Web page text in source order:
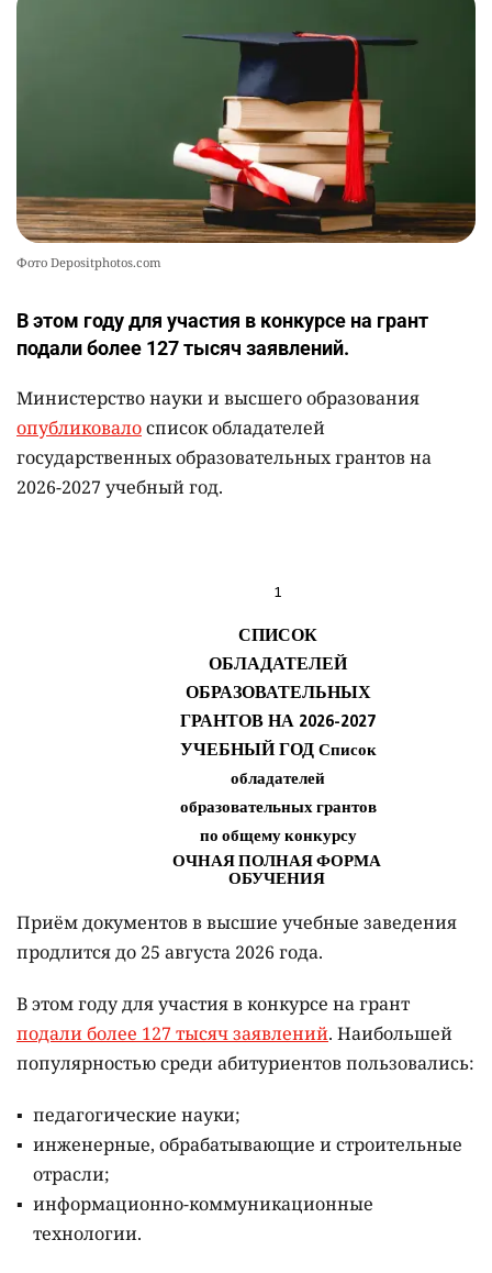
💻 В школах Казахстана изменили название и
содержание некоторых предметов
19
Фото Depositphotos.com
В этом году для участия в конкурсе на грант
подали более 127 тысяч заявлений.
Министерство науки и высшего образования
опубликовалосписок обладателей
государственных образовательных грантов на
2026-2027 учебный год.
Приём документов в высшие учебные заведения
продлится до 25 августа 2026 года.
В этом году для участия в конкурсе на грант
подали более 127 тысяч заявлений. Наибольшей
популярностью среди абитуриентов пользовались:
педагогические науки;
инженерные, обрабатывающие и строительные
отрасли;
информационно-коммуникационные
технологии.